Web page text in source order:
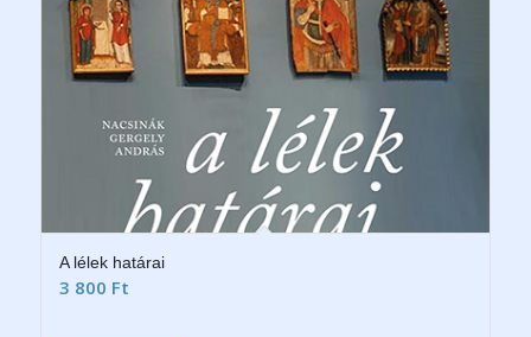
A lélek határai
3 800 Ft